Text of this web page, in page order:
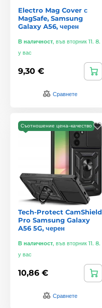
Electro Mag Cover с
MagSafe, Samsung
Galaxy A56, черен
В наличност, във вторник 11. 8.
у вас
9,30 €
Сравнете
Съотношение цена–качество
Tech-Protect CamShield
Pro Samsung Galaxy
A56 5G, черен
В наличност, във вторник 11. 8.
у вас
10,86 €
Сравнете